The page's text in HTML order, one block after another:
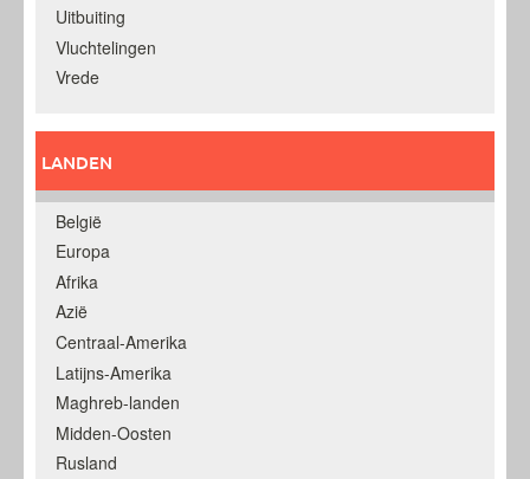
Uitbuiting
Vluchtelingen
Vrede
LANDEN
België
Europa
Afrika
Azië
Centraal-Amerika
Latijns-Amerika
Maghreb-landen
Midden-Oosten
Rusland